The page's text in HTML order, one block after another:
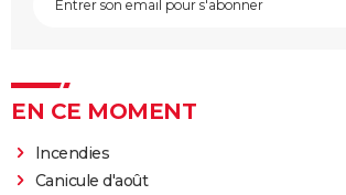
EN CE MOMENT
Incendies
Canicule d'août